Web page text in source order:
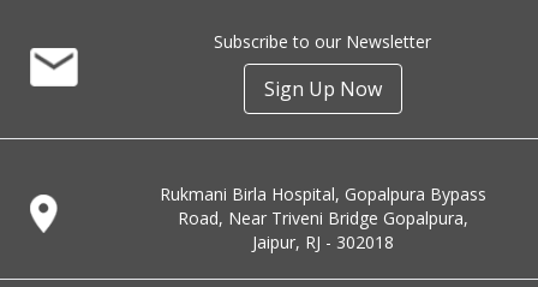
Subscribe to our Newsletter
Sign Up Now
Rukmani Birla Hospital, Gopalpura Bypass
Road, Near Triveni Bridge Gopalpura,
Jaipur, RJ - 302018